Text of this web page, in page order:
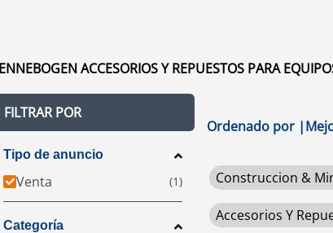
ACCESORIOS Y REPUESTOS PARA
FILTRAR POR
Tipo de anuncio
Venta
Categoría
Ordenado por |
Construccion &
Accesorios Y